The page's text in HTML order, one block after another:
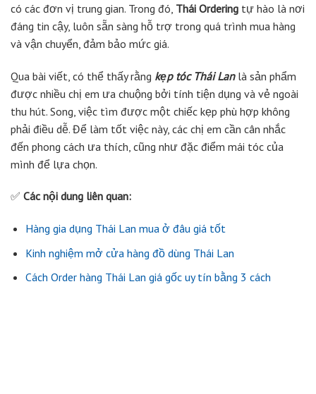
có các đơn vị trung gian. Trong đó, Thái Ordering tự hào là nơi
đáng tin cậy, luôn sẵn sàng hỗ trợ trong quá trình mua hàng
và vận chuyển, đảm bảo mức giá.
Qua bài viết, có thể thấy rằng kẹp tóc Thái Lanlà sản phẩm
được nhiều chị em ưa chuộng bởi tính tiện dụng và vẻ ngoài
thu hút. Song, việc tìm được một chiếc kẹp phù hợp không
phải điều dễ. Để làm tốt việc này, các chị em cần cân nhắc
đến phong cách ưa thích, cũng như đặc điểm mái tóc của
mình để lựa chọn.
✅ Các nội dung liên quan:
Hàng gia dụng Thái Lan mua ở đâu giá tốt
Kinh nghiệm mở cửa hàng đồ dùng Thái Lan
Cách Order hàng Thái Lan giá gốc uy tín bằng 3 cách